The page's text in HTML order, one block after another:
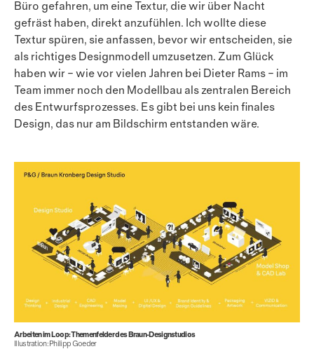
Büro gefahren, um eine Textur, die wir über Nacht
gefräst haben, direkt anzufühlen. Ich wollte diese
Textur spüren, sie anfassen, bevor wir entscheiden, sie
als richtiges Designmodell umzusetzen. Zum Glück
haben wir – wie vor vielen Jahren bei Dieter Rams – im
Team immer noch den Modellbau als zentralen Bereich
des Entwurfsprozesses. Es gibt bei uns kein finales
Design, das nur am Bildschirm entstanden wäre.
Arbeiten im Loop: Themenfelder des Braun-Designstudios
Illustration: Philipp Goeder